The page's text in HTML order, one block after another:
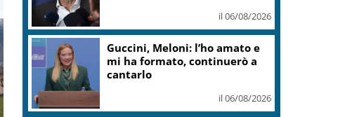
il 06/08/2026
Guccini, Meloni: l’ho amato e
mi ha formato, continuerò a
cantarlo
il 06/08/2026